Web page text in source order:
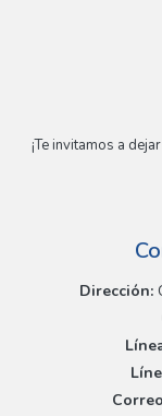
¡Te invitamos a
Dirección: